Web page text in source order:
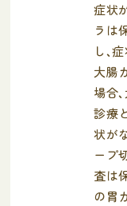
症状
ラは
し、
大腸
場合
診療
状が
ープ
査は
の胃